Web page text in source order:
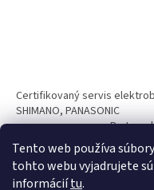
Tento web používa
tohto webu vyjadrujete
informáciítu.
Certifikovaný servis
SHIMANO, PANASONIC